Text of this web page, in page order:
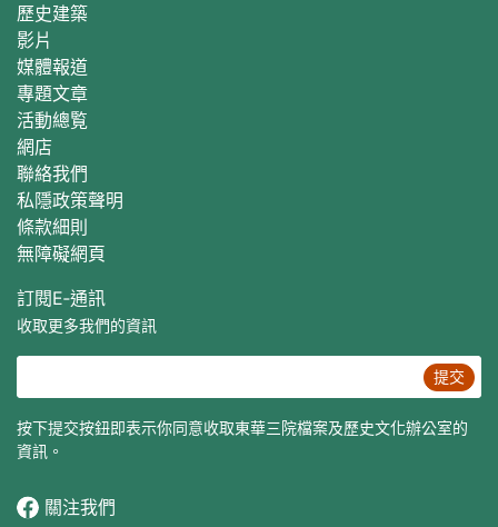
歷史建築
影片
媒體報道
專題文章
活動總覧
網店
聯絡我們
私隱政策聲明
條款細則
無障礙網頁
訂閱E‐通訊
收取更多我們的資訊
提交
按下提交按鈕即表示你同意收取東華三院檔案及歷史文化辦公室的
資訊。
關注我們